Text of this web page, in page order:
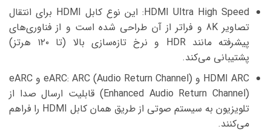
HDMI Ultra High Speed: این نوع کابل HDMI برای انتقال
تصاویر 8K و فراتر از آن طراحی شده است و از فناوری‌های
پیشرفته مانند HDR و نرخ تازه‌سازی بالا (تا ۱۲۰ هرتز)
پشتیبانی می‌کند.
HDMI ARC و eARC: ARC (Audio Return Channel) و eARC
(Enhanced Audio Return Channel) قابلیت ارسال صدا از
تلویزیون به سیستم صوتی از طریق همان کابل HDMI را فراهم
می‌کنند.